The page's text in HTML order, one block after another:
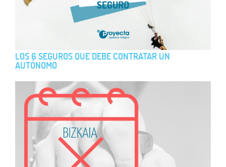
LOS 6 SEGUROS QUE DEBE CONTRATAR UN
AUTÓNOMO